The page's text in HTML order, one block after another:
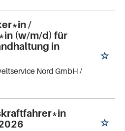
/
(w/m/d) für
in
Nord GmbH /